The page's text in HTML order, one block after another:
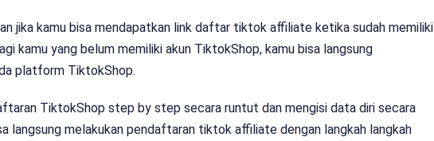
jika kamu bisa mendapatkan link daftar tiktok affiliate ketika sudah memiliki
kamu yang belum memiliki akun TiktokShop, kamu bisa langsung
platform TiktokShop.
TiktokShop step by step secara runtut dan mengisi data diri secara
langsung melakukan pendaftaran tiktok affiliate dengan langkah langkah